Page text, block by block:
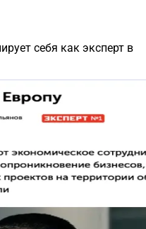
себя как эксперт в